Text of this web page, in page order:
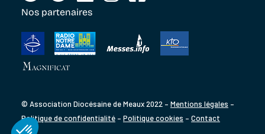
Nos partenaires
© Association Diocésaine de Meaux 2022 – Mentions légales –
Politique de confidentialité – Politique cookies – Contact